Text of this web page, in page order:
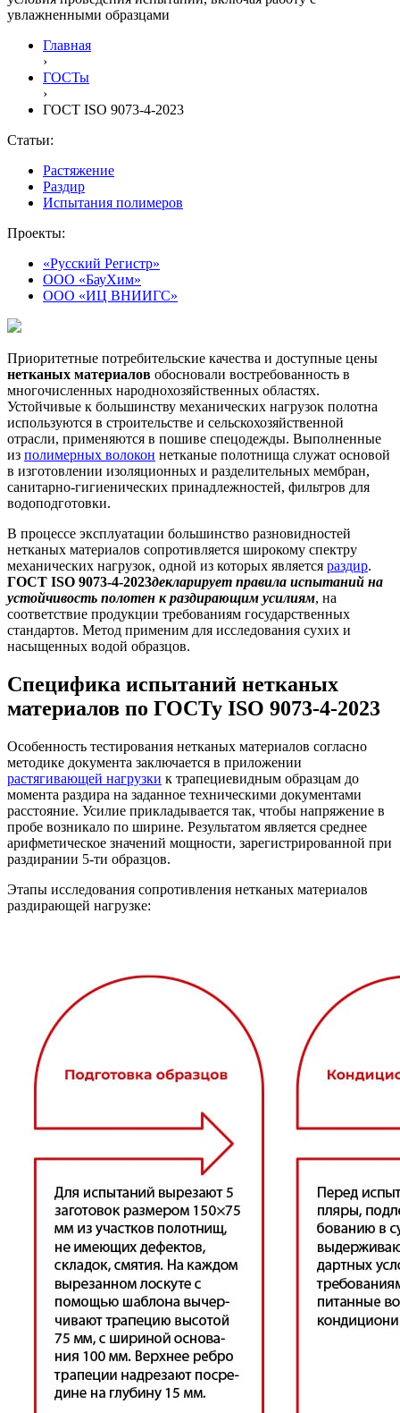
увлажненными образцами
Главная
›
ГОСТы
›
ГОСТ ISO 9073-4-2023
Статьи:
Растяжение
Раздир
Испытания полимеров
Проекты:
«Русский Регистр»
ООО «БауХим»
ООО «ИЦ ВНИИГС»
Приоритетные потребительские качества и доступные цены
нетканых материалов обосновали востребованность в
многочисленных народнохозяйственных областях.
Устойчивые к большинству механических нагрузок полотна
используются в строительстве и сельскохозяйственной
отрасли, применяются в пошиве спецодежды. Выполненные
из полимерных волокон нетканые полотнища служат основой
в изготовлении изоляционных и разделительных мембран,
санитарно-гигиенических принадлежностей, фильтров для
водоподготовки.
В процессе эксплуатации большинство разновидностей
нетканых материалов сопротивляется широкому спектру
механических нагрузок, одной из которых является раздир.
ГОСТ ISO 9073-4-2023декларирует правила испытаний на
устойчивость полотен к раздирающим усилиям, на
соответствие продукции требованиям государственных
стандартов. Метод применим для исследования сухих и
насыщенных водой образцов.
Специфика испытаний нетканых
материалов по ГОСТу ISO 9073-4-2023
Особенность тестирования нетканых материалов согласно
методике документа заключается в приложении
растягивающей нагрузки к трапециевидным образцам до
момента раздира на заданное техническими документами
расстояние. Усилие прикладывается так, чтобы напряжение в
пробе возникало по ширине. Результатом является среднее
арифметическое значений мощности, зарегистрированной при
раздирании 5-ти образцов.
Этапы исследования сопротивления нетканых материалов
раздирающей нагрузке: